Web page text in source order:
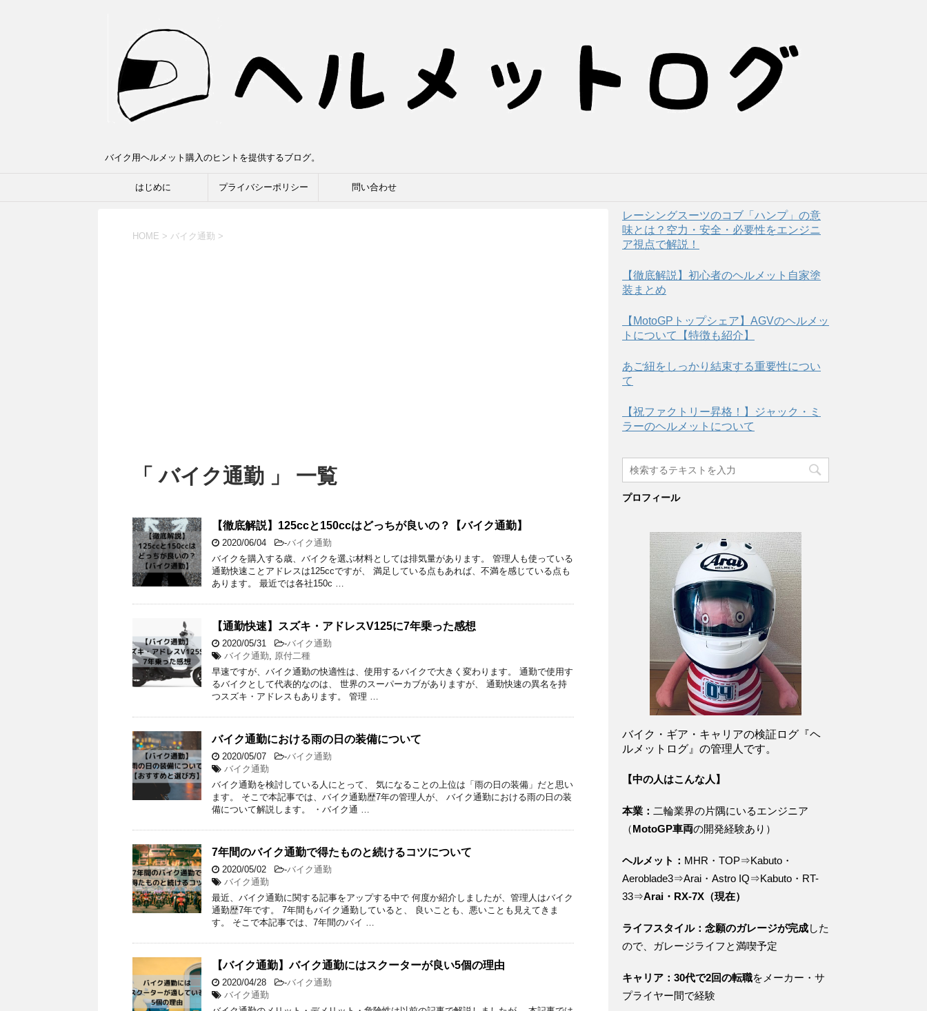
バイク用ヘルメット購入のヒントを提供するブログ。
はじめに プライバシーポリシー 問い合わせ
HOME > バイク通勤 >
「 バイク通勤 」 一覧
【徹底解説】125ccと150ccはどっちが良いの？【バイク通勤】
2020/06/04 -バイク通勤
バイクを購入する歳、バイクを選ぶ材料としては排気量があります。 管理人も使っている
通勤快速ことアドレスは125ccですが、 満足している点もあれば、不満を感じている点も
あります。 最近では各社150c …
【通勤快速】スズキ・アドレスV125に7年乗った感想
2020/05/31 -バイク通勤
バイク通勤
原付二種
早速ですが、バイク通勤の快適性は、使用するバイクで大きく変わります。 通勤で使用す
るバイクとして代表的なのは、 世界のスーパーカブがありますが、 通勤快速の異名を持
つスズキ・アドレスもあります。 管理 …
バイク通勤における雨の日の装備について
2020/05/07 -バイク通勤
バイク通勤
バイク通勤を検討している人にとって、 気になることの上位は「雨の日の装備」だと思い
ます。 そこで本記事では、バイク通勤歴7年の管理人が、 バイク通勤における雨の日の装
備について解説します。 ・バイク通 …
7年間のバイク通勤で得たものと続けるコツについて
2020/05/02 -バイク通勤
バイク通勤
最近、バイク通勤に関する記事をアップする中で 何度か紹介しましたが、管理人はバイク
通勤歴7年です。 7年間もバイク通勤していると、 良いことも、悪いことも見えてきま
す。 そこで本記事では、7年間のバイ …
【バイク通勤】バイク通勤にはスクーターが良い5個の理由
2020/04/28 -バイク通勤
バイク通勤
レーシングスーツのコブ「ハンプ」の意
味とは？空力・安全・必要性をエンジニ
ア視点で解説！
【徹底解説】初心者のヘルメット自家塗
装まとめ
【MotoGPトップシェア】AGVのヘルメッ
トについて【特徴も紹介】
あご紐をしっかり結束する重要性につい
て
【祝ファクトリー昇格！】ジャック・ミ
ラーのヘルメットについて
プロフィール
バイク・ギア・キャリアの検証ログ『ヘ
ルメットログ』の管理人です。
【中の人はこんな人】
本業： 二輪業界の片隅にいるエンジニア
（MotoGP車両の開発経験あり）
ヘルメット： MHR・TOP⇒Kabuto・
Aeroblade3⇒Arai・Astro IQ⇒Kabuto・RT-
33⇒Arai・RX-7X（現在）
ライフスタイル：念願のガレージが完成した
ので、ガレージライフと満喫予定
キャリア：30代で2回の転職をメーカー・サ
プライヤー間で経験